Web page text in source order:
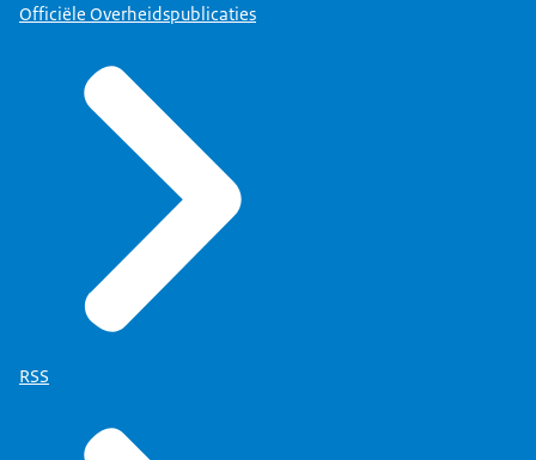
Officiële Overheidspublicaties
RSS